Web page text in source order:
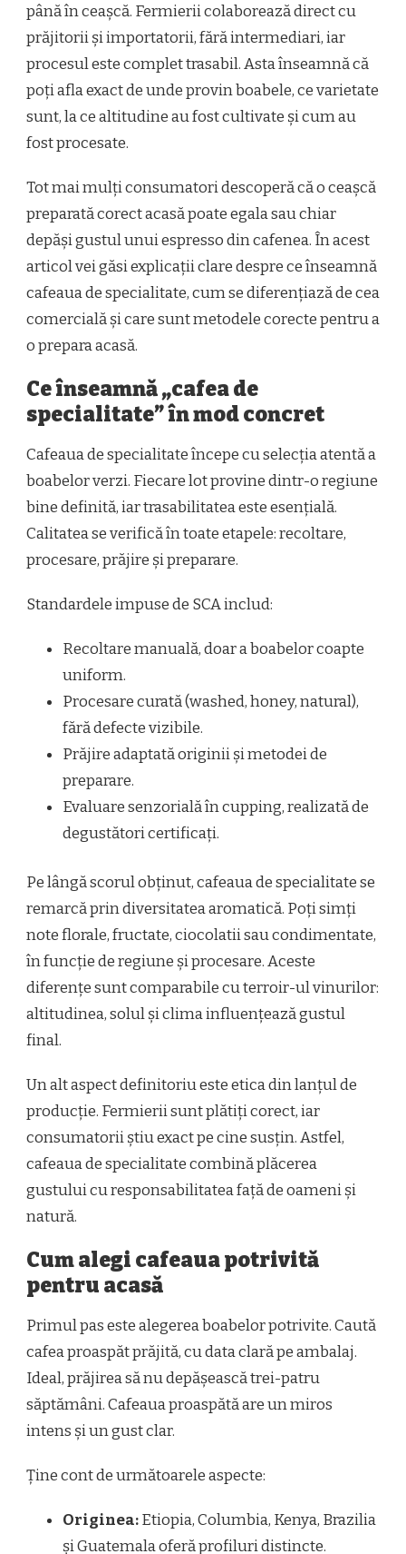
până în ceașcă. Fermierii colaborează direct cu
prăjitorii și importatorii, fără intermediari, iar
procesul este complet trasabil. Asta înseamnă că
poți afla exact de unde provin boabele, ce varietate
sunt, la ce altitudine au fost cultivate și cum au
fost procesate.
Tot mai mulți consumatori descoperă că o ceașcă
preparată corect acasă poate egala sau chiar
depăși gustul unui espresso din cafenea. În acest
articol vei găsi explicații clare despre ce înseamnă
cafeaua de specialitate, cum se diferențiază de cea
comercială și care sunt metodele corecte pentru a
o prepara acasă.
Ce înseamnă „cafea de
specialitate” în mod concret
Cafeaua de specialitate începe cu selecția atentă a
boabelor verzi. Fiecare lot provine dintr-o regiune
bine definită, iar trasabilitatea este esențială.
Calitatea se verifică în toate etapele: recoltare,
procesare, prăjire și preparare.
Standardele impuse de SCA includ:
Recoltare manuală, doar a boabelor coapte
uniform.
Procesare curată (washed, honey, natural),
fără defecte vizibile.
Prăjire adaptată originii și metodei de
preparare.
Evaluare senzorială în cupping, realizată de
degustători certificați.
Pe lângă scorul obținut, cafeaua de specialitate se
remarcă prin diversitatea aromatică. Poți simți
note florale, fructate, ciocolatii sau condimentate,
în funcție de regiune și procesare. Aceste
diferențe sunt comparabile cu terroir-ul vinurilor:
altitudinea, solul și clima influențează gustul
final.
Un alt aspect definitoriu este etica din lanțul de
producție. Fermierii sunt plătiți corect, iar
consumatorii știu exact pe cine susțin. Astfel,
cafeaua de specialitate combină plăcerea
gustului cu responsabilitatea față de oameni și
natură.
Cum alegi cafeaua potrivită
pentru acasă
Primul pas este alegerea boabelor potrivite. Caută
cafea proaspăt prăjită, cu data clară pe ambalaj.
Ideal, prăjirea să nu depășească trei-patru
săptămâni. Cafeaua proaspătă are un miros
intens și un gust clar.
Ține cont de următoarele aspecte:
Originea:Etiopia, Columbia, Kenya, Brazilia
și Guatemala oferă profiluri distincte.